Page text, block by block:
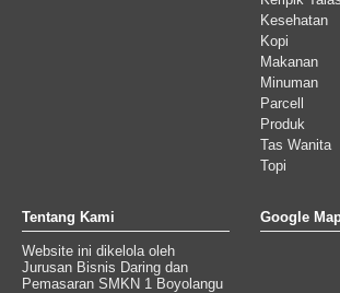
Kesehatan
Kopi
Makanan
Minuman
Parcell
Produk
Tas Wanita
Topi
Tentang Kami
Website ini dikelola oleh
Jurusan Bisnis Daring dan
Pemasaran SMKN 1 Boyolangu
Google